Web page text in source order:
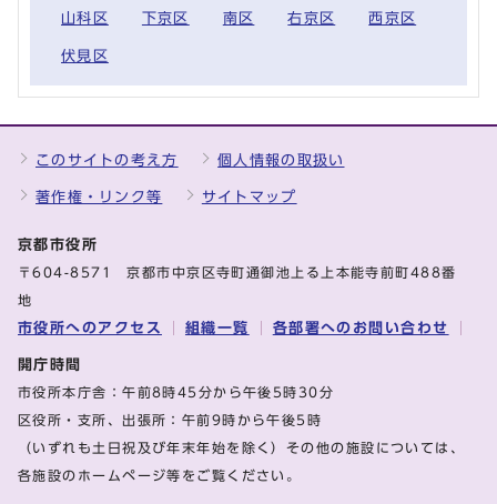
山科区 下京区 南区 右京区 西京区
伏見区
このサイトの考え方 個人情報の取扱い
著作権・リンク等 サイトマップ
京都市役所
〒604-8571 京都市中京区寺町通御池上る上本能寺前町488番
地
市役所へのアクセス 組織一覧 各部署へのお問い合わせ
開庁時間
市役所本庁舎：午前8時45分から午後5時30分
区役所・支所、出張所：午前9時から午後5時
（いずれも土日祝及び年末年始を除く）その他の施設については、
各施設のホームページ等をご覧ください。